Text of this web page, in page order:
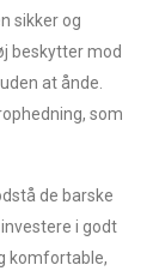
sikker og
beskytter mod
at ånde.
som
de barske
i godt
komfortable,